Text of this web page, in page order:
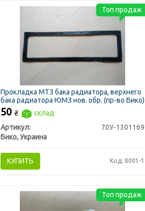
Прокладка МТЗ бака радиатора, верхнего
бака радиатора ЮМЗ нов. обр. (пр-во Бико)
50 ₴
склад
Артикул:
70У-1301169
Бико, Украина
КУПИТЬ Код: 8001-1
Топ продаж
Топ продаж